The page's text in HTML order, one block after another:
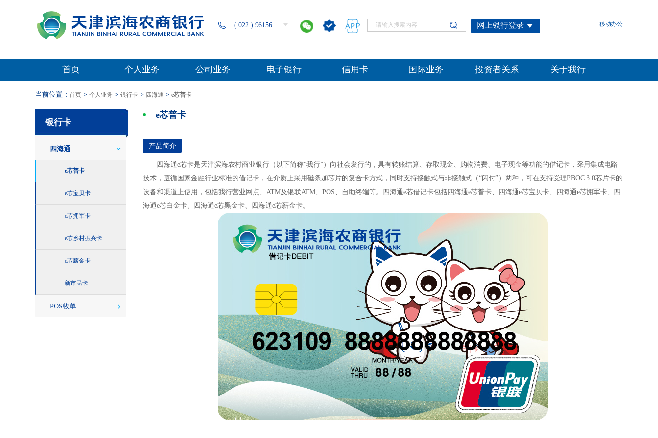
( 022 ) 96156 网上银行登录 移动办公
首页 个人业务 公司业务 电子银行 信用卡 国际业务 投资者关系 关于我行
当前位置： 首页 > 个人业务 > 银行卡 > 四海通 > e芯普卡
银行卡
四海通
e芯普卡
e芯宝贝卡
e芯拥军卡
e芯乡村振兴卡
e芯薪金卡
新市民卡
POS收单
e芯普卡
产品简介
四海通e芯卡是天津滨海农村商业银行（以下简称“我行”）向社会发行的，具有转账结算、存取现金、购物消费、电子现金等功能的借记卡，采用集成电路
技术，遵循国家金融行业标准的借记卡，在介质上采用磁条加芯片的复合卡方式，同时支持接触式与非接触式（“闪付”）两种，可在支持受理PBOC 3.0芯片卡的
设备和渠道上使用，包括我行营业网点、ATM及银联ATM、POS、自助终端等。四海通e芯借记卡包括四海通e芯普卡、四海通e芯宝贝卡、四海通e芯拥军卡、四
海通e芯白金卡、四海通e芯黑金卡、四海通e芯薪金卡。